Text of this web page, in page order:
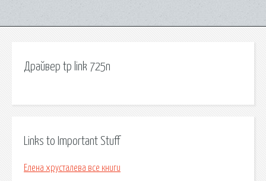
Драйвер tp link 725n
Links to Important Stuff
Елена хрусталева все книги